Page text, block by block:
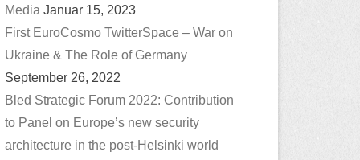
Media Januar 15, 2023
First EuroCosmo TwitterSpace – War on
Ukraine & The Role of Germany
September 26, 2022
Bled Strategic Forum 2022: Contribution
to Panel on Europe’s new security
architecture in the post-Helsinki world